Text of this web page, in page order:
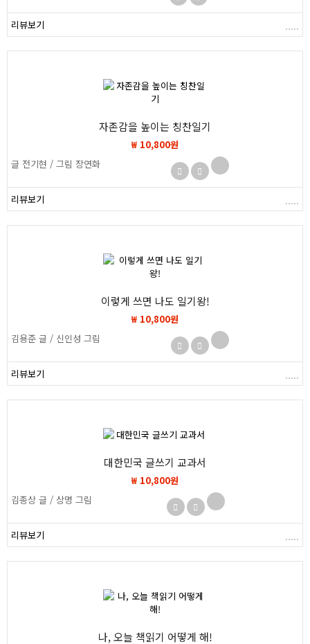
리뷰보기
자존감을 높이는 칭찬일기
₩ 10,800원
글 전기현 / 그림 장연화
리뷰보기
이렇게 쓰면 나도 일기왕!
₩ 10,800원
김용준 글 / 신인성 그림
리뷰보기
대한민국 글쓰기 교과서
₩ 10,800원
김종상 글 / 상명 그림
리뷰보기
나, 오늘 책읽기 어떻게 해!